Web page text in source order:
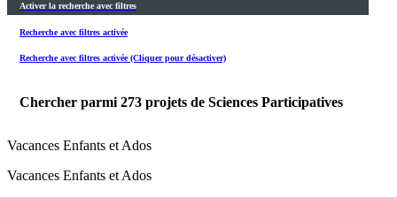
Activer la recherche avec filtres
Recherche avec filtres activée
Recherche avec filtres activée (Cliquer pour désactiver)
Chercher parmi 273 projets de Sciences Participatives
Vacances Enfants et Ados
Vacances Enfants et Ados